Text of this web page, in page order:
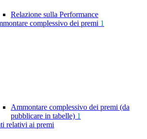
Relazione sulla Performance
complessivo dei premi 1
Ammontare complessivo dei premi (da
pubblicare in tabelle) 1
relativi ai premi